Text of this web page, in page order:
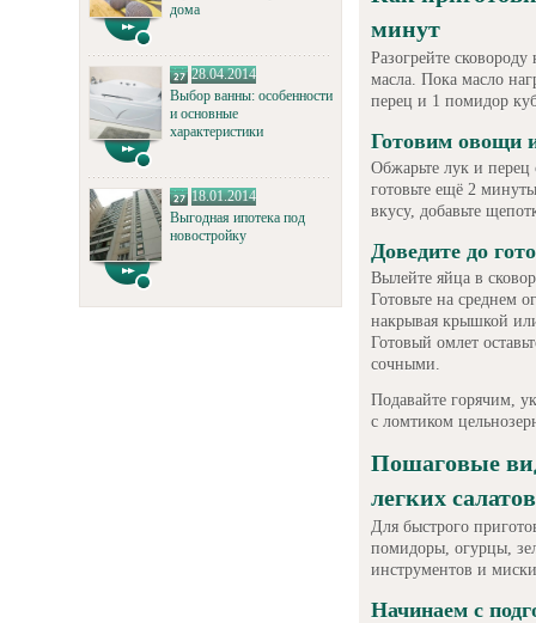
дома
28.04.2014
Выбор ванны: особенности
и основные
характеристики
18.01.2014
Выгодная ипотека под
новостройку
минут
Разогрейте
масла. Пока масло
перец и 1 помидор
Готовим овощи
Обжарьте лук и перец
готовьте ещё 2
вкусу, добавьте
Доведите до
Вылейте яйца в
Готовьте на среднем
накрывая крышкой
Готовый омлет
сочными.
Подавайте горячим,
с ломтиком
Пошаговые
легких салатов
Для быстрого
помидоры, огурцы,
инструментов и
Начинаем с